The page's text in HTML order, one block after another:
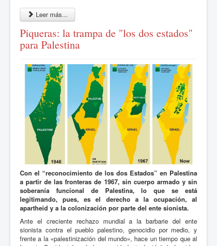
Leer más...
Piqueras: la trampa de "los dos estados"
para Palestina
Con el “reconocimiento de los dos Estados” en Palestina
a partir de las fronteras de 1967, sin cuerpo armado y sin
soberanía funcional de Palestina, lo que se está
legitimando, pues, es el derecho a la ocupación, al
apartheid y a la colonización por parte del ente sionista.
Ante el creciente rechazo mundial a la barbarie del ente
sionista contra el pueblo palestino, genocidio por medio, y
frente a la «palestinización del mundo», hace un tiempo que al